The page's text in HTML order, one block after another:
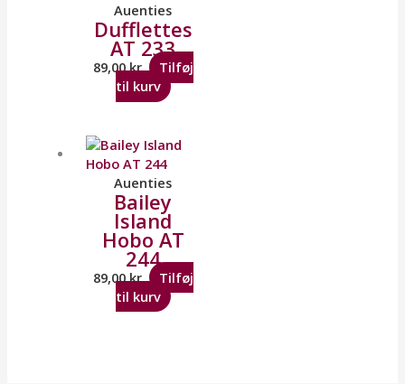
Auenties
Dufflettes
AT 233
89,00kr.
Tilføj
til kurv
Auenties
Bailey
Island
Hobo AT
244
89,00kr.
Tilføj
til kurv